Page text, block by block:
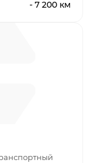
- 7 200 км